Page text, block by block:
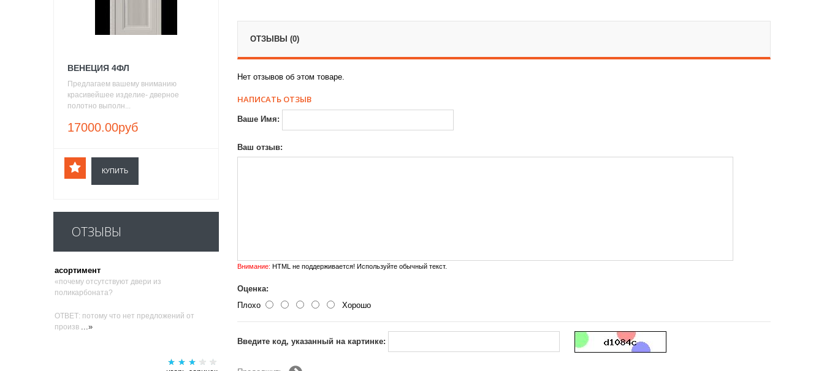
ВЕНЕЦИЯ 4ФЛ
Предлагаем вашему вниманию
красивейшее изделие- дверное
полотно выполн...
17000.00руб
КУПИТЬ
ОТЗЫВЫ
асортимент
«почему отсутствуют двери из
поликарбоната?
ОТВЕТ: потому что нет предложений от
произв
...»
ОТЗЫВЫ (0)
Нет отзывов об этом товаре.
НАПИСАТЬ ОТЗЫВ
Ваше Имя:
Ваш отзыв:
Внимание: HTML не поддерживается! Используйте обычный текст.
Оценка:
Плохо
Хорошо
Введите код, указанный на картинке: